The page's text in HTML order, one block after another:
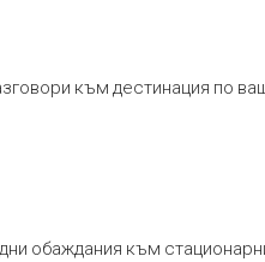
към дестинация по
обаждания към